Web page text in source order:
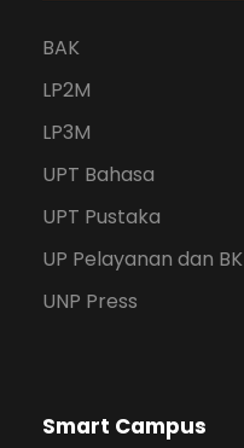
BAK
LP2M
LP3M
UPT Bahasa
UPT Pustaka
UP Pelayanan dan BK
UNP Press
Smart Campus